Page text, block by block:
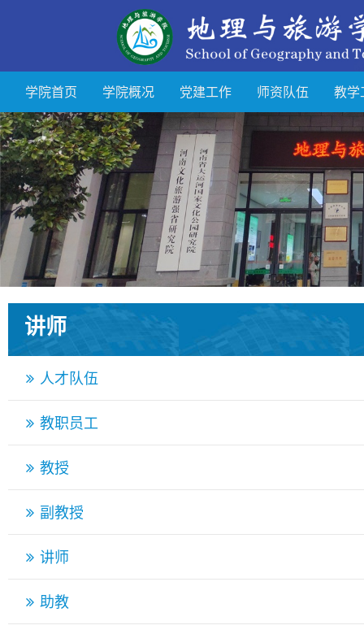
学院首页 学院概况 党建工作 师资队伍 教学
讲师
人才队伍
教职员工
教授
副教授
讲师
助教